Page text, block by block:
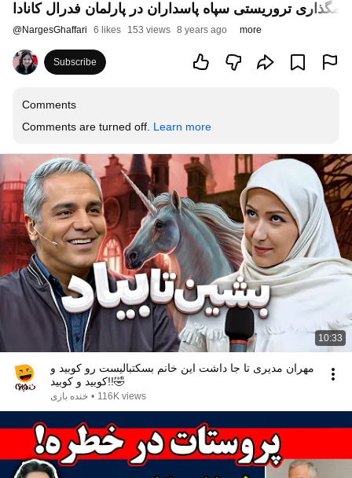
تروریستی سپاه پاسداران در پارلمان فدرال کانادا
@NargesGhaffari 6 likes 153 views 8 years ago more
Subscribe
Comments
Comments are turned off. Learn more
10:33
مهران مدیری تا جا داشت این خانم بسکتبالیست رو کوبید و
کوبید و کوبید!!🤣
خنده بازی • 116K views